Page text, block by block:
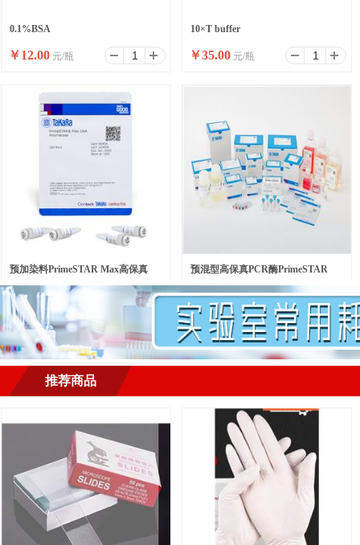
0.1%BSA
￥12.00 元/瓶
10×T buffer
￥35.00 元/瓶
预加染料PrimeSTAR Max高保真
PCR酶 Ver.2
￥500.00 元/瓶
预混型高保真PCR酶PrimeSTAR
LongSeq DNA Polymerase
￥568.00元/包
推荐商品